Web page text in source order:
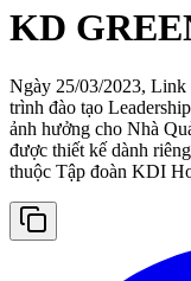
KD
Ngày 25/03/2023, Link
trình đào tạo
ảnh hưởng cho Nhà
được thiết kế dành
thuộc Tập đoàn KDI